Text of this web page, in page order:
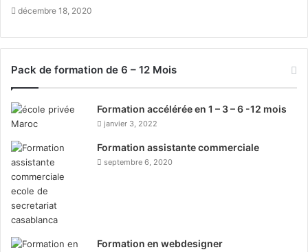
décembre 18, 2020
Pack de formation de 6 – 12 Mois
Formation accélérée en 1 – 3 – 6 -12 mois
janvier 3, 2022
Formation assistante commerciale
septembre 6, 2020
Formation en webdesigner